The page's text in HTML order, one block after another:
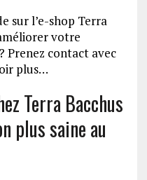
sur l’e-shop Terra
votre
Prenez contact avec
plus…
Terra Bacchus
plus saine au